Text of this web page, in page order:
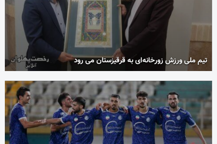
تیم ملی ورزش زورخانه‌ای به قرقیزستان می رود